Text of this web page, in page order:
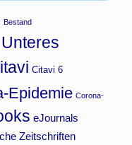
Bestand
Citavi 6
Epidemie Corona-
eJournals
Zeitschriften